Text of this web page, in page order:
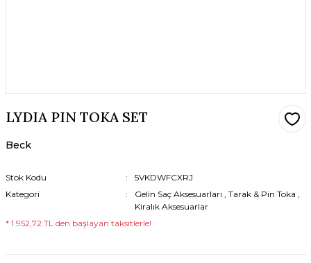
LYDIA PIN TOKA SET
Beck
Stok Kodu
5VKDWFCXRJ
Kategori
Gelin Saç Aksesuarları , Tarak & Pin Toka ,
Kiralık Aksesuarlar
* 1.952,72 TL den başlayan taksitlerle!